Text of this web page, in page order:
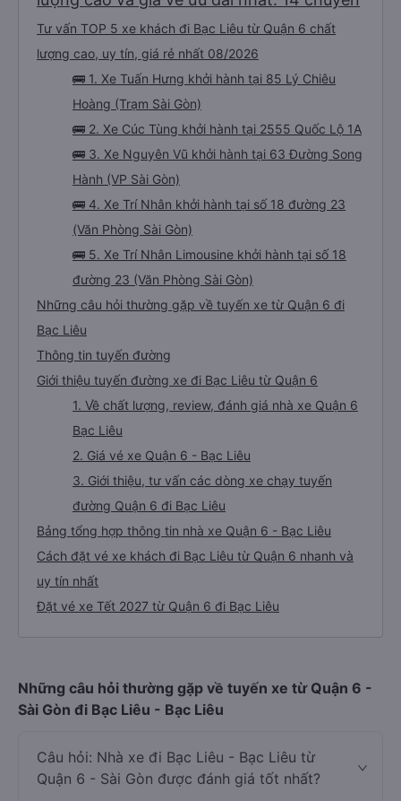
Tư vấn TOP 5 xe khách đi Bạc Liêu từ Quận 6 chất
lượng cao, uy tín, giá rẻ nhất 08/2026
🚌 1. Xe Tuấn Hưng khởi hành tại 85 Lý Chiêu
Hoàng (Trạm Sài Gòn)
🚌 2. Xe Cúc Tùng khởi hành tại 2555 Quốc Lộ 1A
🚌 3. Xe Nguyên Vũ khởi hành tại 63 Đường Song
Hành (VP Sài Gòn)
🚌 4. Xe Trí Nhân khởi hành tại số 18 đường 23
(Văn Phòng Sài Gòn)
🚌 5. Xe Trí Nhân Limousine khởi hành tại số 18
đường 23 (Văn Phòng Sài Gòn)
Những câu hỏi thường gặp về tuyến xe từ Quận 6 đi
Bạc Liêu
Thông tin tuyến đường
Giới thiệu tuyến đường xe đi Bạc Liêu từ Quận 6
1. Về chất lượng, review, đánh giá nhà xe Quận 6
Bạc Liêu
2. Giá vé xe Quận 6 - Bạc Liêu
3. Giới thiệu, tư vấn các dòng xe chạy tuyến
đường Quận 6 đi Bạc Liêu
Bảng tổng hợp thông tin nhà xe Quận 6 - Bạc Liêu
Cách đặt vé xe khách đi Bạc Liêu từ Quận 6 nhanh và
uy tín nhất
Đặt vé xe Tết 2027 từ Quận 6 đi Bạc Liêu
Những câu hỏi thường gặp về tuyến xe từ Quận 6 -
Sài Gòn đi Bạc Liêu - Bạc Liêu
Câu hỏi: Nhà xe đi Bạc Liêu - Bạc Liêu từ
Quận 6 - Sài Gòn được đánh giá tốt nhất?